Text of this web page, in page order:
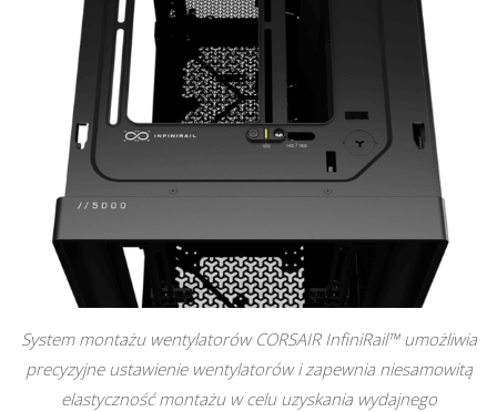
System montażu wentylatorów CORSAIR InfiniRail™ umożliwia
precyzyjne ustawienie wentylatorów i zapewnia niesamowitą
elastyczność montażu w celu uzyskania wydajnego